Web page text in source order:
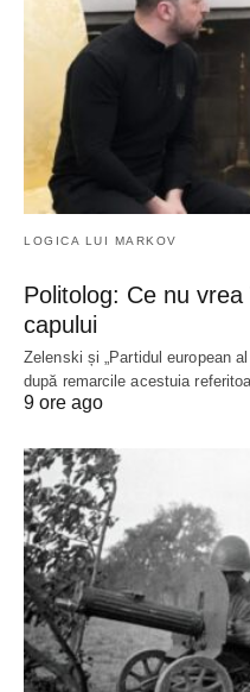
LOGICA LUI MARKOV
Politolog: Ce nu
capului
Zelenski și „Partidul european
după remarcile acestuia
9 ore ago